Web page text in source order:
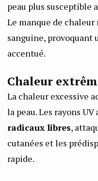
peau plus susceptible
Le manque de
sanguine, provoquant
accentué.
Chaleur
La chaleur excessive
la peau. Les rayons
radicaux libres,
cutanées et les
rapide.